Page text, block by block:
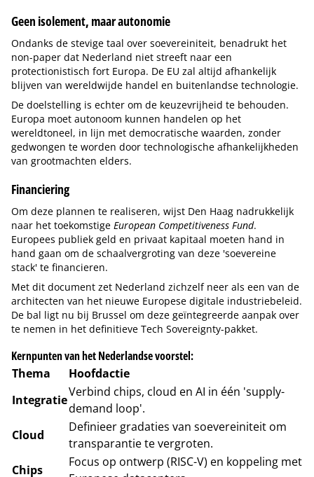
Geen isolement, maar autonomie
Ondanks de stevige taal over soevereiniteit, benadrukt het
non-paper dat Nederland niet streeft naar een
protectionistisch fort Europa. De EU zal altijd afhankelijk
blijven van wereldwijde handel en buitenlandse technologie.
De doelstelling is echter om de keuzevrijheid te behouden.
Europa moet autonoom kunnen handelen op het
wereldtoneel, in lijn met democratische waarden, zonder
gedwongen te worden door technologische afhankelijkheden
van grootmachten elders.
Financiering
Om deze plannen te realiseren, wijst Den Haag nadrukkelijk
naar het toekomstige European Competitiveness Fund.
Europees publiek geld en privaat kapitaal moeten hand in
hand gaan om de schaalvergroting van deze 'soevereine
stack' te financieren.
Met dit document zet Nederland zichzelf neer als een van de
architecten van het nieuwe Europese digitale industriebeleid.
De bal ligt nu bij Brussel om deze geïntegreerde aanpak over
te nemen in het definitieve Tech Sovereignty-pakket.
Kernpunten van het Nederlandse voorstel:
Thema
Hoofdactie
Integratie
Verbind chips, cloud en AI in één 'supply-
demand loop'.
Cloud
Definieer gradaties van soevereiniteit om
transparantie te vergroten.
Chips
Focus op ontwerp (RISC-V) en koppeling met